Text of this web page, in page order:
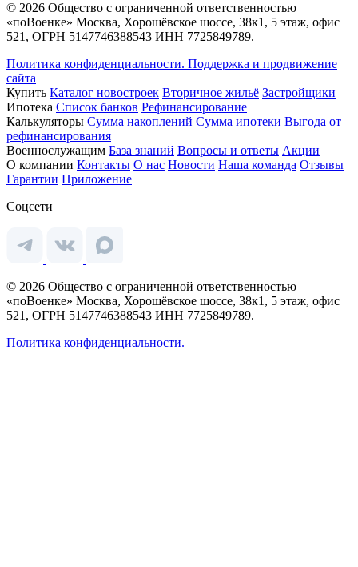
© 2026 Общество с ограниченной ответственностью
«поВоенке» Москва, Хорошёвское шоссе, 38к1, 5 этаж, офис
521, ОГРН 5147746388543 ИНН 7725849789.
Политика конфиденциальности. Поддержка и продвижение
сайта
Купить Каталог новостроек Вторичное жильё Застройщики
Ипотека Список банков Рефинансирование
Калькуляторы Сумма накоплений Сумма ипотеки Выгода от
рефинансирования
Военнослужащим База знаний Вопросы и ответы Акции
О компании Контакты О нас Новости Наша команда Отзывы
Гарантии Приложение
Соцсети
© 2026 Общество с ограниченной ответственностью
«поВоенке» Москва, Хорошёвское шоссе, 38к1, 5 этаж, офис
521, ОГРН 5147746388543 ИНН 7725849789.
Политика конфиденциальности.